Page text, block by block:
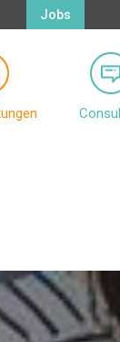
Jobs